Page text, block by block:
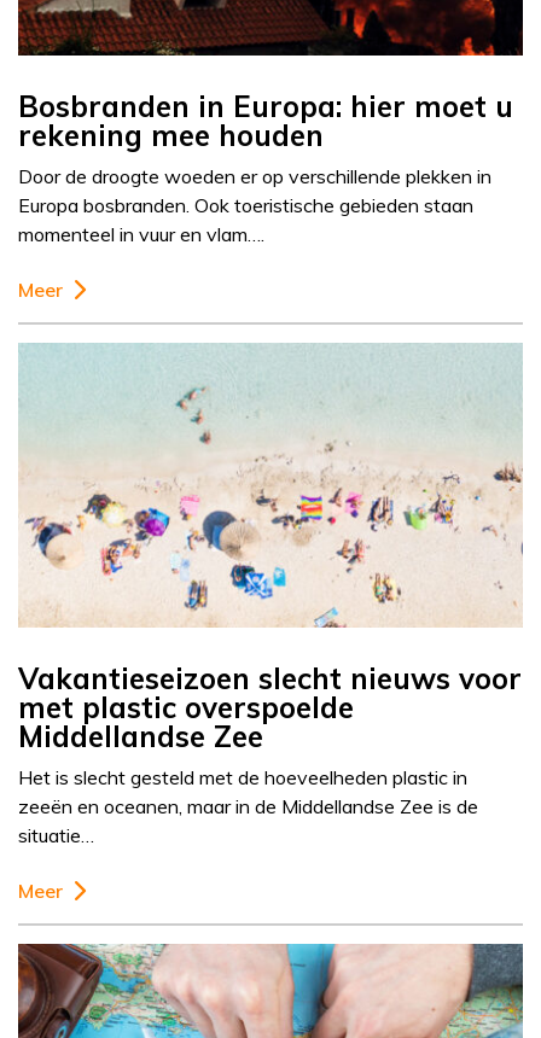
Bosbranden in Europa: hier moet u
rekening mee houden
Door de droogte woeden er op verschillende plekken in
Europa bosbranden. Ook toeristische gebieden staan
momenteel in vuur en vlam….
Meer
Vakantieseizoen slecht nieuws voor
met plastic overspoelde
Middellandse Zee
Het is slecht gesteld met de hoeveelheden plastic in
zeeën en oceanen, maar in de Middellandse Zee is de
situatie…
Meer